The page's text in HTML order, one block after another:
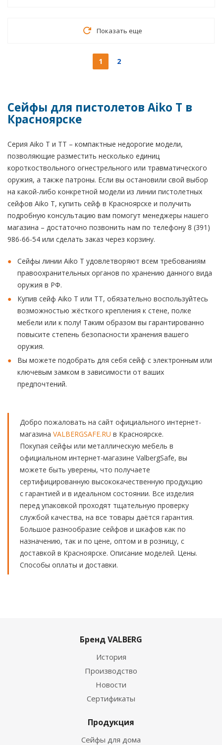
Показать еще
1 2
Сейфы для пистолетов Aiko T в
Красноярске
Серия Aiko T и ТТ – компактные недорогие модели,
позволяющие разместить несколько единиц
короткоствольного огнестрельного или травматического
оружия, а также патроны. Если вы остановили свой выбор
на какой-либо конкретной модели из линии пистолетных
сейфов Aiko T, купить сейф в Красноярске и получить
подробную консультацию вам помогут менеджеры нашего
магазина – достаточно позвонить нам по телефону 8 (391)
986-66-54 или сделать заказ через корзину.
Сейфы линии Aiko T удовлетворяют всем требованиям
правоохранительных органов по хранению данного вида
оружия в РФ.
Купив сейф Aiko T или ТТ, обязательно воспользуйтесь
возможностью жёсткого крепления к стене, полке
мебели или к полу! Таким образом вы гарантированно
повысите степень безопасности хранения вашего
оружия.
Вы можете подобрать для себя сейф с электронным или
ключевым замком в зависимости от ваших
предпочтений.
Добро пожаловать на сайт официального интернет-
магазина VALBERGSAFE.RU в Красноярске.
Покупая сейфы или металлическую мебель в
официальном интернет-магазине ValbergSafe, вы
можете быть уверены, что получаете
сертифицированную высококачественную продукцию
с гарантией и в идеальном состоянии. Все изделия
перед упаковкой проходят тщательную проверку
службой качества, на все товары даётся гарантия.
Большое разнообразие сейфов и шкафов как по
назначению, так и по цене, оптом и в розницу, с
доставкой в Красноярске. Описание моделей. Цены.
Способы оплаты и доставки.
Бренд VALBERG
История
Производство
Новости
Сертификаты
Продукция
Сейфы для дома